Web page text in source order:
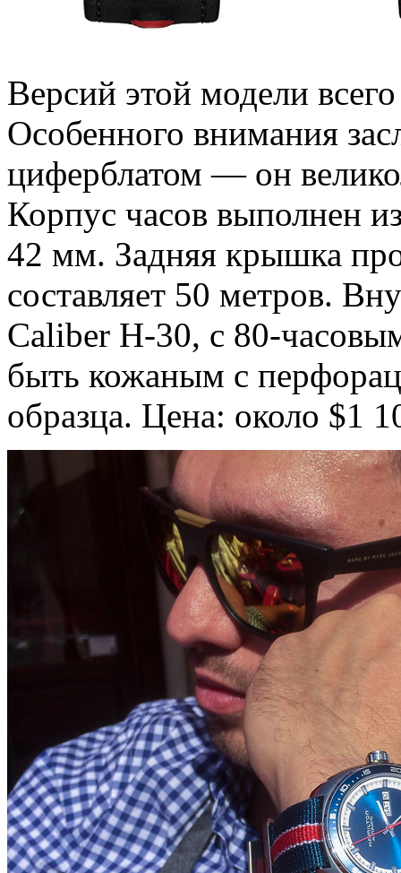
Версий этой модели
Особенного внимания
циферблатом — он
Корпус часов выполнен
42 мм. Задняя крышка
составляет 50 метров.
Caliber H-30, c 80-
быть кожаным с
образца. Цена: около $1